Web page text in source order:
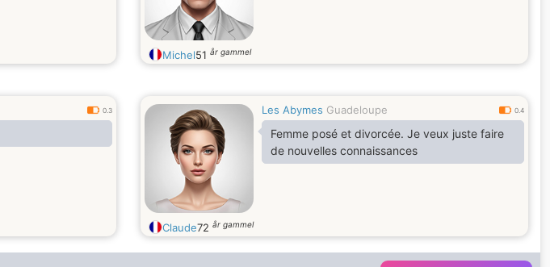
Michel51 år gammel
0.3 Les Abymes Guadeloupe 0.4
Femme posé et divorcée. Je veux juste faire
de nouvelles connaissances
Claude72 år gammel